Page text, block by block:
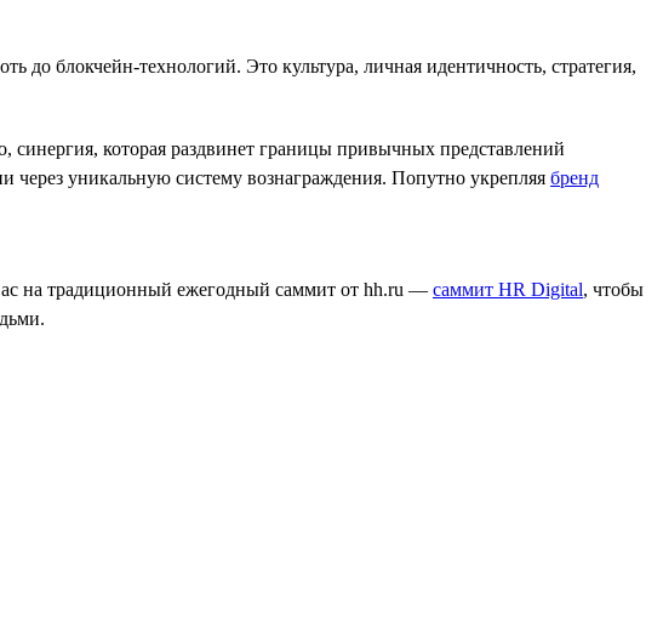
блокчейн-технологий. Это культура, личная идентичность, стратегия,
которая раздвинет границы привычных представлений
через уникальную систему вознаграждения. Попутно укрепляя бренд
на традиционный ежегодный саммит от hh.ru — саммит HR Digital, чтобы